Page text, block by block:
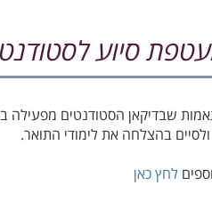
סיוע
שבדיקאן הסטודנטים מפעילה
בהצלחה את לימודי התואר.
לחץ כאן